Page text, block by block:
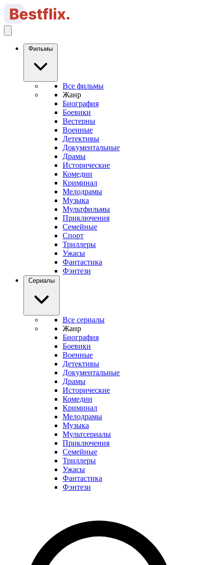
Фильмы
Все фильмы
Жанр
Биография
Боевики
Вестерны
Военные
Детективы
Документальные
Драмы
Исторические
Комедии
Криминал
Мелодрамы
Музыка
Мультфильмы
Приключения
Семейные
Спорт
Триллеры
Ужасы
Фантастика
Фэнтези
Сериалы
Все сериалы
Жанр
Биография
Боевики
Военные
Детективы
Документальные
Драмы
Исторические
Комедии
Криминал
Мелодрамы
Музыка
Мультсериалы
Приключения
Семейные
Триллеры
Ужасы
Фантастика
Фэнтези